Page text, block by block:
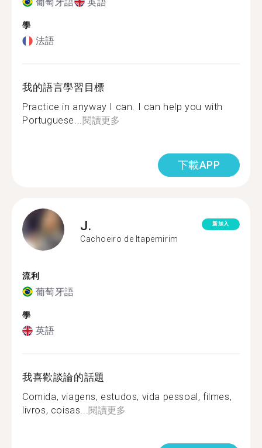
學
法語
我的語言學習目標
Practice in anyway I can. I can help you with
Portuguese...閱讀更多
下載APP
J.
Cachoeiro de Itapemirim
新加入
流利
葡萄牙語
學
英語
我喜歡談論的話題
Comida, viagens, estudos, vida pessoal, filmes,
livros, coisas...閱讀更多